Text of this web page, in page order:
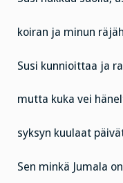
koiran ja minun
Susi kunnioittaa ja
mutta kuka vei
syksyn kuulaat
Sen minkä Jumala